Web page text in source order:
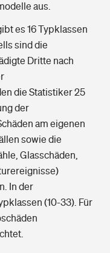
aus.
es 16 Typklassen
sind die
Dritte nach
die Statistiker 25
der
am eigenen
sowie die
Glasschäden,
In der
(10-33). Für